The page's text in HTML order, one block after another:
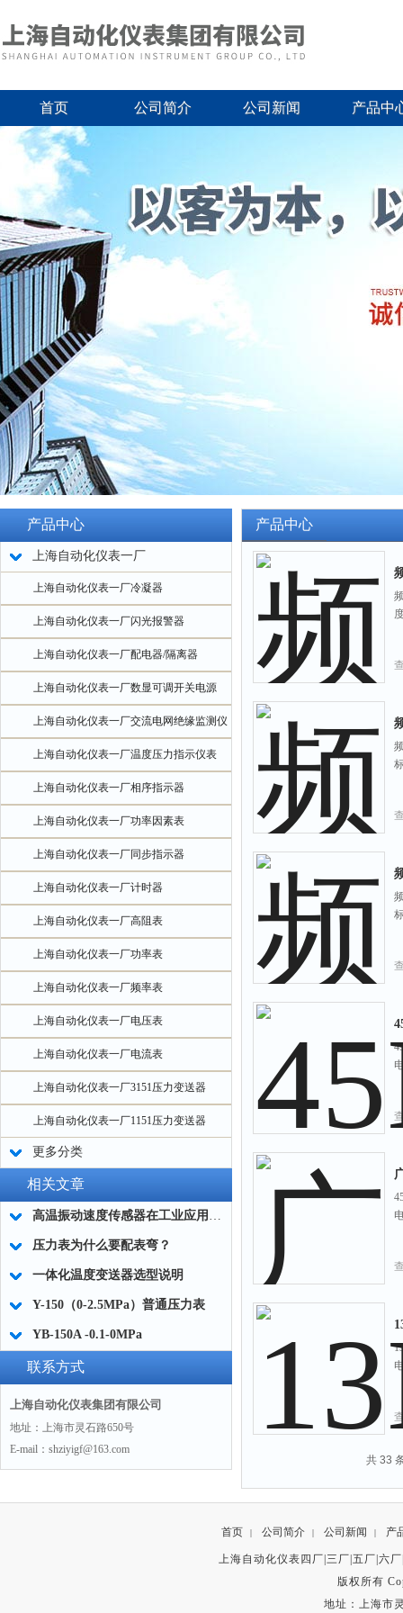
首页 公司简介 公司新闻 产品中
产品中心
上海自动化仪表一厂
上海自动化仪表一厂冷凝器
上海自动化仪表一厂闪光报警器
上海自动化仪表一厂配电器/隔离器
上海自动化仪表一厂数显可调开关电源
上海自动化仪表一厂交流电网绝缘监测仪
上海自动化仪表一厂温度压力指示仪表
上海自动化仪表一厂相序指示器
上海自动化仪表一厂功率因素表
上海自动化仪表一厂同步指示器
上海自动化仪表一厂计时器
上海自动化仪表一厂高阻表
上海自动化仪表一厂功率表
上海自动化仪表一厂频率表
上海自动化仪表一厂电压表
上海自动化仪表一厂电流表
上海自动化仪表一厂3151压力变送器
上海自动化仪表一厂1151压力变送器
更多分类
相关文章
高温振动速度传感器在工业应用中的注意事项
压力表为什么要配表弯？
一体化温度变送器选型说明
Y-150（0-2.5MPa）普通压力表
YB-150A -0.1-0MPa
联系方式
上海自动化仪表集团有限公司
地址：上海市灵石路650号
E-mail：shziyigf@163.com
产品中心
共 33
首页 | 公司简介 | 公司新闻 | 产
上海自动化仪表四厂|三厂|五厂|六
版权所有
地址：上海市